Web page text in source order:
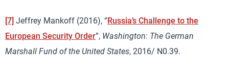
[7] Jeffrey Mankoff (2016), “Russia’s Challenge to the
European Security Order”, Washington: The German
Marshall Fund of the United States, 2016/ N0.39.